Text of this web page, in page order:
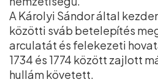
A Károlyi Sándor által
közötti sváb betelepítés
arculatát és felekezeti
1734 és 1774 között zajlott
hullám követett.